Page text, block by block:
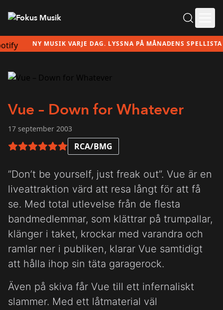
NY MUSIK VARJE DAG. LYSSNA PÅ MÅNADENS SPELLISTA
Vue – Down for Whatever
17 september 2003
6 av 6 i betyg RCA/BMG
”Don’t be yourself, just freak out”. Vue är en
liveattraktion värd att resa långt för att få
se. Med total utlevelse från de flesta
bandmedlemmar, som klättrar på trumpallar,
klänger i taket, krockar med varandra och
ramlar ner i publiken, klarar Vue samtidigt
att hålla ihop sin täta garagerock.
Även på skiva får Vue till ett infernaliskt
slammer. Med ett låtmaterial väl